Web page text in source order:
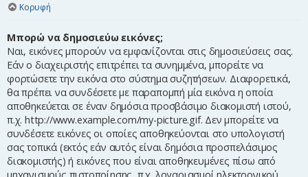
Κορυφή
Μπορώ να δημοσιεύω εικόνες;
Ναι, εικόνες μπορούν να εμφανίζονται στις δημοσιεύσεις σας.
Εάν ο διαχειριστής επιτρέπει τα συνημμένα, μπορείτε να
φορτώσετε την εικόνα στο σύστημα συζητήσεων. Διαφορετικά,
θα πρέπει να συνδέσετε με παραπομπή μία εικόνα η οποία
αποθηκεύεται σε έναν δημόσια προσβάσιμο διακομιστή ιστού,
π.χ. http://www.example.com/my-picture.gif. Δεν μπορείτε να
συνδέσετε εικόνες οι οποίες αποθηκεύονται στο υπολογιστή
σας τοπικά (εκτός εάν αυτός είναι δημόσια προσπελάσιμος
διακομιστής) ή εικόνες που είναι αποθηκευμένες πίσω από